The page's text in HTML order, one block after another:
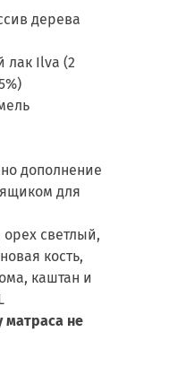
дерева
лак Ilva (2
дополнение
для
орех светлый,
кость,
каштан и
матраса не